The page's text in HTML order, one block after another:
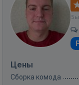
Цены
Сборка комода